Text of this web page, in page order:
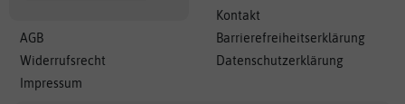
AGB
Widerrufsrecht
Impressum
Kontakt
Barrierefreiheitserklärung
Datenschutzerklärung